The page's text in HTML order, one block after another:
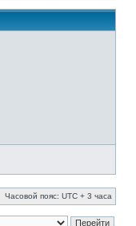
Часовой пояс: UTC + 3 часа